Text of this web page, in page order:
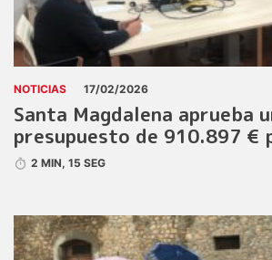
NOTICIAS 17/02/2026
Santa Magdalena aprueba
presupuesto de 910.897 €
2 MIN, 15 SEG